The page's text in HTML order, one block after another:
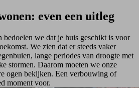
even een uitleg
bedoelen we dat je huis geschikt is voor
We zien dat er steeds vaker
lange periodes van droogte met
stormen. Daarom moeten we onze
ogen bekijken. Een verbouwing of
moment voor.